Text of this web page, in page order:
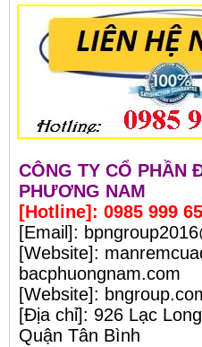
CÔNG TY CỔ PHẦN
PHƯƠNG NAM
[Hotline]: 0985 999
[Email]:
[Website]:
bacphuongnam.com
[Website]:
[Địa chỉ]: 926 Lạc
Quận Tân Bình